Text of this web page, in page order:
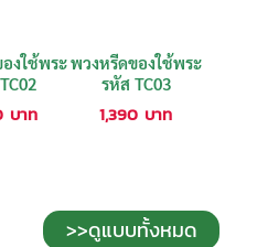
งใช้พระ
บาท
พวงหรีดของใช้พระ
รหัส TC03
1,390 บาท
>>ดูแบบทั้งหมด